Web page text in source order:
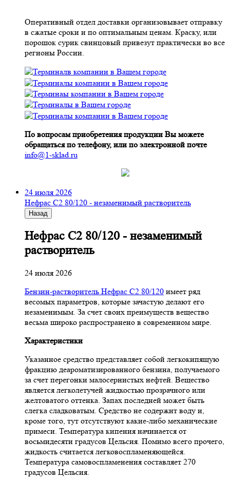
Оперативный отдел доставки организовывает отправку
в сжатые сроки и по оптимальным ценам. Краску, или
порошок сурик свинцовый привезут практически во все
регионы России.
По вопросам приобретения продукции Вы можете
обращаться по телефону, или по электронной почте
info@1-sklad.ru
24 июля 2026
Нефрас С2 80/120 - незаменимый растворитель
Назад
Нефрас С2 80/120 - незаменимый
растворитель
24 июля 2026
Бензин-растворитель Нефрас С2 80/120 имеет ряд
весомых параметров, которые зачастую делают его
незаменимым. За счет своих преимуществ вещество
весьма широко распространено в современном мире.
Характеристики
Указанное средство представляет собой легкокипящую
фракцию деароматизированного бензина, получаемого
за счет перегонки малосернистых нефтей. Вещество
является легколетучей жидкостью прозрачного или
желтоватого оттенка. Запах последней может быть
слегка сладковатым. Средство не содержит воду и,
кроме того, тут отсутствуют какие-либо механические
примеси. Температура кипения начинается от
восьмидесяти градусов Цельсия. Помимо всего прочего,
жидкость считается легковоспламеняющейся.
Температура самовоспламенения составляет 270
градусов Цельсия.